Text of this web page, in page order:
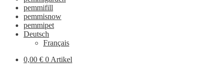
pemmifill
pemmisnow
pemmipet
Deutsch
Français
0,00 € 0 Artikel